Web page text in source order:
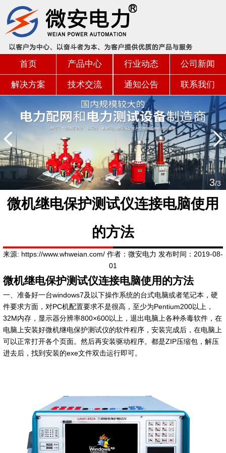
首页 产品中心 行业动态 公司新闻
解决方案 技术交流 通知公告 联系我们
3/3
微机继电保护测试仪连接电脑使用
的方法
来源: https://www.whweian.com/ 作者：微安电力 发布时间：2019-08-
01
微机继电保护测试仪连接电脑使用的方法
一、准备好一台windows7及以下操作系统的台式电脑或者笔记本，硬
件要求方面，对PC机配置要求不是很高，至少为Pentium200以上，
32M内存，显示器分辨率800×600以上，退出电脑上各种杀毒软件，在
电脑上安装好微机继电保护测试仪的软件程序，安装完成后，在电脑上
可以正常打开各个页面。然后再安装驱动程序。都是ZIP压缩包，解压
进去后，找到安装的exe文件双击运行即可。